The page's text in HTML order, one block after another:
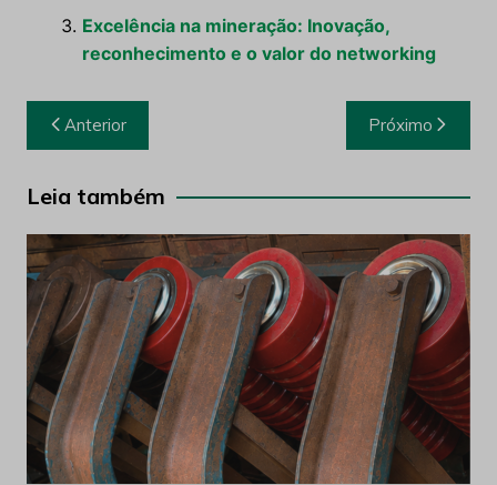
Excelência na mineração: Inovação,
reconhecimento e o valor do networking
Navegação
de
Post
Anterior Próximo
Leia também